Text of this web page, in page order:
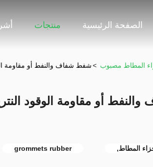
الصفحة الرئيسية منتجات
المطاط مصبوب >شفط شفاف والنفط أو مقاومة
أو مقاومة الوقود
المطاط, grommets rubber